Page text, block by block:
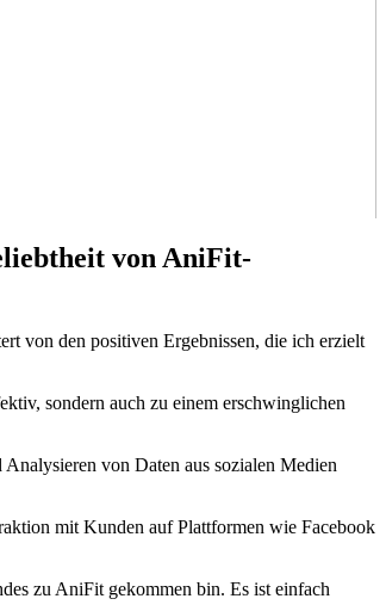
von AniFit-
von den positiven Ergebnissen, die ich erzielt
sondern auch zu einem erschwinglichen
von Daten aus sozialen Medien
mit Kunden auf Plattformen wie Facebook
zu AniFit gekommen bin. Es ist einfach